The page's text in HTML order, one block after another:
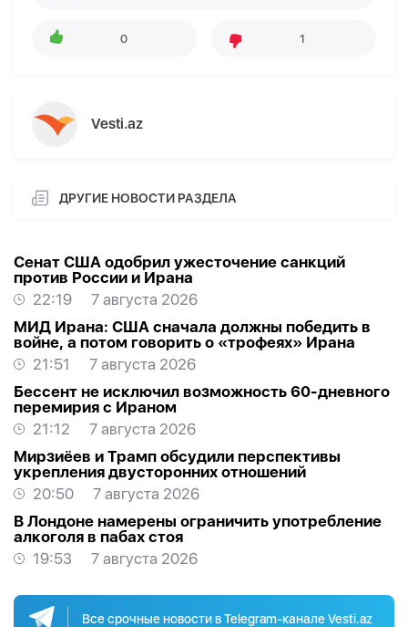
0 1
Vesti.az
ДРУГИЕ НОВОСТИ РАЗДЕЛА
Сенат США одобрил ужесточение санкций
против России и Ирана
22:19
7 августа 2026
МИД Ирана: США сначала должны победить в
войне, а потом говорить о «трофеях» Ирана
21:51
7 августа 2026
Бессент не исключил возможность 60-дневного
перемирия с Ираном
21:12
7 августа 2026
Мирзиёев и Трамп обсудили перспективы
укрепления двусторонних отношений
20:50
7 августа 2026
В Лондоне намерены ограничить употребление
алкоголя в пабах стоя
19:53
7 августа 2026
Все срочные новости в Telegram-канале Vesti.az